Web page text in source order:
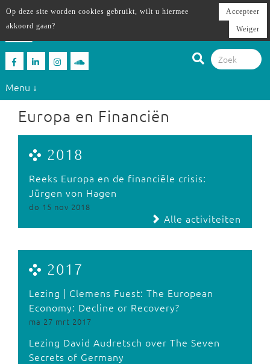
Menu ↓
Europa en Financiën
2018
Reeks Europa en de financiële crisis:
Jürgen von Hagen
do 15 nov 2018
Alle activiteiten
2017
Lezing | Clemens Fuest: The European
Economy: Decline or Recovery?
ma 27 mrt 2017
Lezing David Audretsch over The Seven
Secrets of Germany
Op deze site worden cookies gebruikt, wilt u hiermee
akkoord gaan?
Accepteer
Weiger